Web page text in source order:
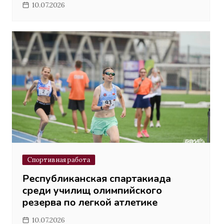
10.07.2026
Спортивная работа
Республиканская спартакиада
среди училищ олимпийского
резерва по легкой атлетике
10.07.2026